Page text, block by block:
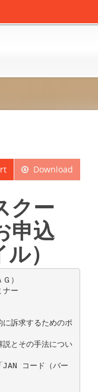
Download
クー
申込
）
）
ナー
訴求するためのポ
説とその手法につい
JAN コード（バー